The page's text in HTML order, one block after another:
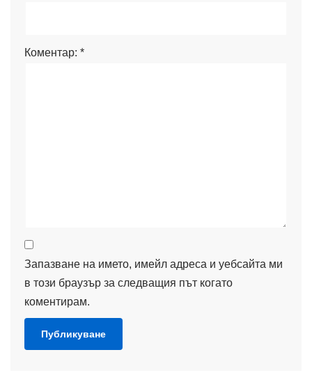
Коментар: *
Запазване на името, имейл адреса и уебсайта ми
в този браузър за следващия път когато
коментирам.